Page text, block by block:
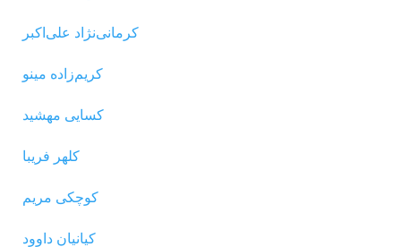
کرمانی‌نژاد علی‌اکبر
کریم‌زاده مینو
کسایی مهشید
کلهر فریبا
کوچکی مریم
کیانیان داوود